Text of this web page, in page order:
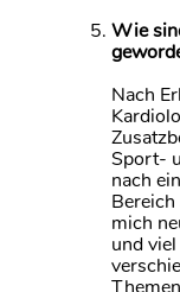
Wie
Nach
Sport-
nach
mich
und